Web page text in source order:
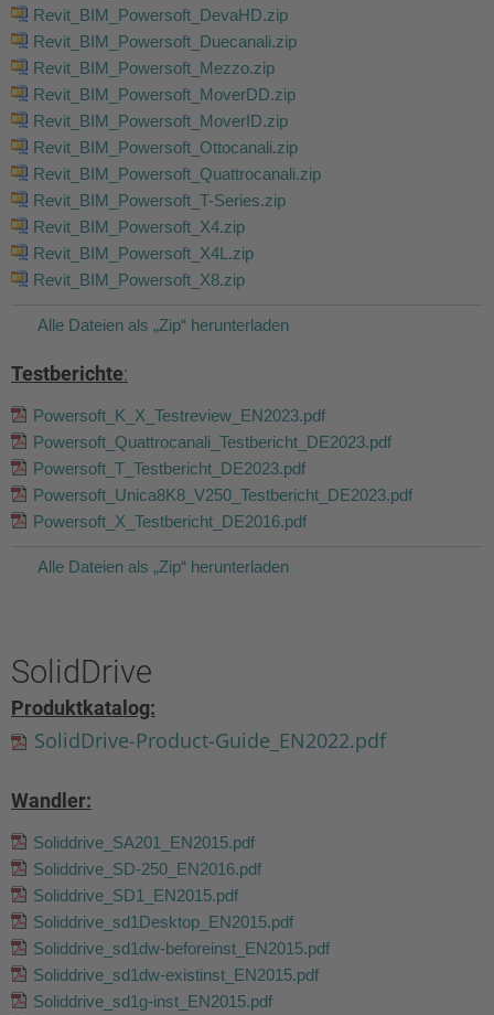
Revit_BIM_Powersoft_DevaHD.zip
Revit_BIM_Powersoft_Duecanali.zip
Revit_BIM_Powersoft_Mezzo.zip
Revit_BIM_Powersoft_MoverDD.zip
Revit_BIM_Powersoft_MoverID.zip
Revit_BIM_Powersoft_Ottocanali.zip
Revit_BIM_Powersoft_Quattrocanali.zip
Revit_BIM_Powersoft_T-Series.zip
Revit_BIM_Powersoft_X4.zip
Revit_BIM_Powersoft_X4L.zip
Revit_BIM_Powersoft_X8.zip
Alle Dateien als „Zip“ herunterladen
Testberichte:
Powersoft_K_X_Testreview_EN2023.pdf
Powersoft_Quattrocanali_Testbericht_DE2023.pdf
Powersoft_T_Testbericht_DE2023.pdf
Powersoft_Unica8K8_V250_Testbericht_DE2023.pdf
Powersoft_X_Testbericht_DE2016.pdf
Alle Dateien als „Zip“ herunterladen
SolidDrive
Produktkatalog:
SolidDrive-Product-Guide_EN2022.pdf
Wandler:
Soliddrive_SA201_EN2015.pdf
Soliddrive_SD-250_EN2016.pdf
Soliddrive_SD1_EN2015.pdf
Soliddrive_sd1Desktop_EN2015.pdf
Soliddrive_sd1dw-beforeinst_EN2015.pdf
Soliddrive_sd1dw-existinst_EN2015.pdf
Soliddrive_sd1g-inst_EN2015.pdf